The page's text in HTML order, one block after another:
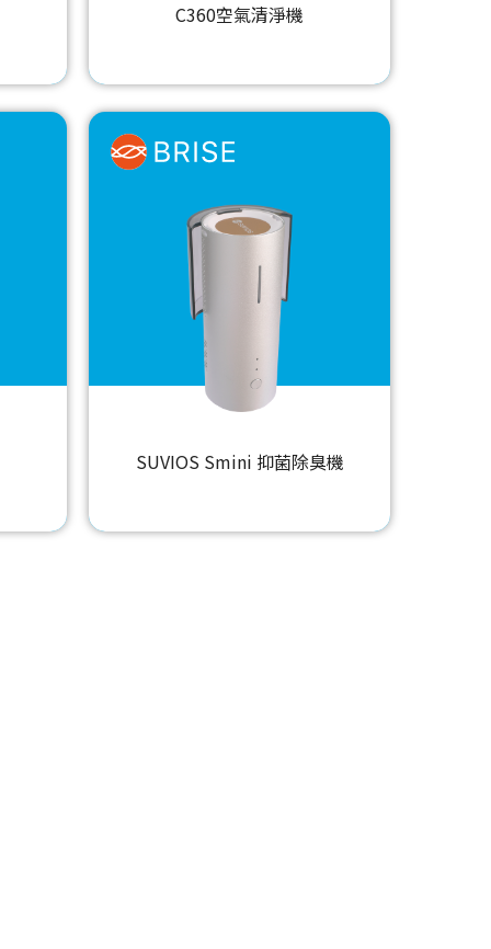
C360空氣清淨機
SUVIOS Smini 抑菌除臭機